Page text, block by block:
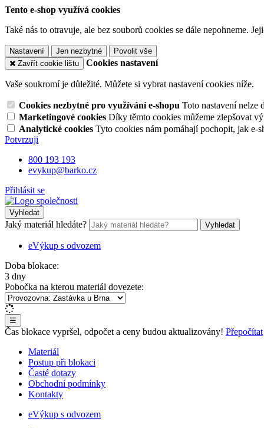
Tento e-shop využívá cookies
Také nás to otravuje, ale bez souborů cookies se dále nepohneme.
Nastavení Jen nezbytné
Povolit vše
Zavřít cookie lištu
Cookies nastavení
Vaše soukromí je důležité. Můžete si vybrat nastavení cookies níže.
Cookies nezbytné pro využívání e-shopu Toto nastavení nelze
Marketingové cookies Díky těmto cookies můžeme zlepšovat
Analytické cookies Tyto cookies nám pomáhají pochopit, jak e-
Potvrzuji
800 193 193
evykup@barko.cz
Přihlásit se
Vyhledat
Jaký materiál hledáte? Vyhledat
eVýkup s odvozem
Doba blokace:
3 dny
Pobočka na kterou materiál dovezete:
☰
Čas blokace vypršel, odpočet a ceny budou aktualizovány! Přepočítat
Materiál
Postup při blokaci
Časté dotazy
Obchodní podmínky
Kontakty
eVýkup s odvozem